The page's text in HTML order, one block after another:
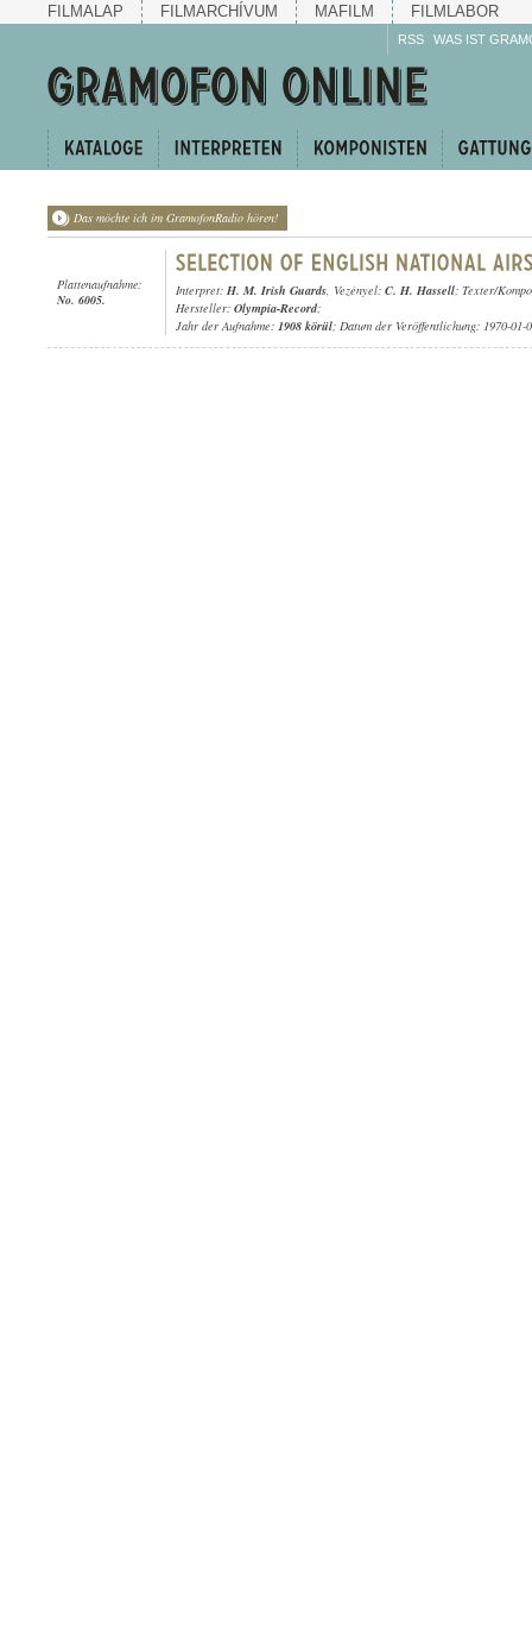
FILMALAP FILMARCHÍVUM MAFILM FILMLABOR
RSS WAS IST
Das möchte ich im GramofonRadio hören!
Plattenaufnahme:
No. 6005.
Interpret: H. M. Irish Guards, Vezényel: C. H. Hassell; Texter/
Hersteller: Olympia-Record;
Jahr der Aufnahme: 1908 körül; Datum der Veröffentlichung: 1970-01-